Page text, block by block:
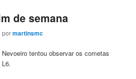
de semana
pormartinsmc
tentou observar os cometas